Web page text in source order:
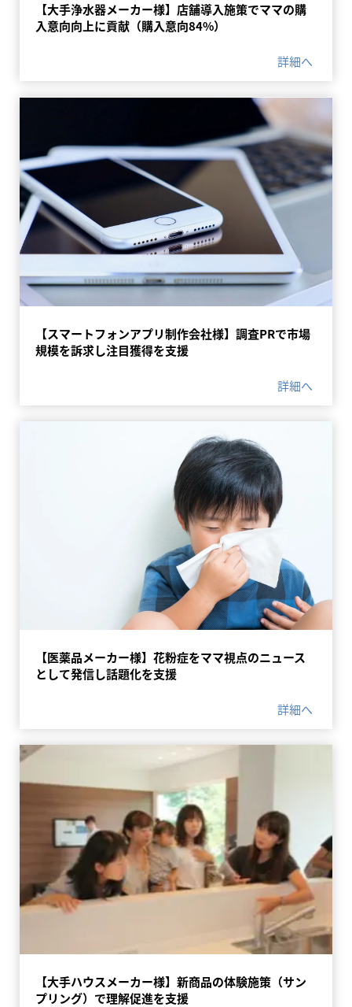
【大手浄水器メーカー様】店舗導入施策でママの購
入意向向上に貢献（購入意向84%）
詳細へ
【スマートフォンアプリ制作会社様】調査PRで市場
規模を訴求し注目獲得を支援
詳細へ
【医薬品メーカー様】花粉症をママ視点のニュース
として発信し話題化を支援
詳細へ
【大手ハウスメーカー様】新商品の体験施策（サン
プリング）で理解促進を支援